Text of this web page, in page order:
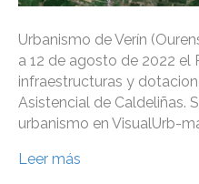
Urbanismo de Verín
a 12 de agosto de 2022 el
infraestructuras y
Asistencial de Caldeliñas.
urbanismo en VisualUrb-
Leer más